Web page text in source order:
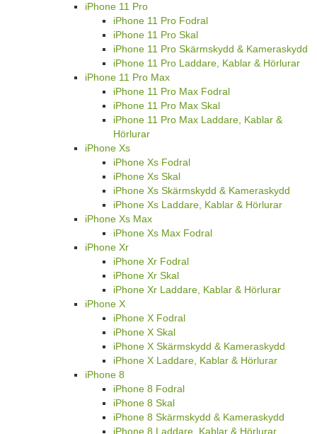
iPhone 11 Pro
iPhone 11 Pro Fodral
iPhone 11 Pro Skal
iPhone 11 Pro Skärmskydd & Kameraskydd
iPhone 11 Pro Laddare, Kablar & Hörlurar
iPhone 11 Pro Max
iPhone 11 Pro Max Fodral
iPhone 11 Pro Max Skal
iPhone 11 Pro Max Laddare, Kablar &
Hörlurar
iPhone Xs
iPhone Xs Fodral
iPhone Xs Skal
iPhone Xs Skärmskydd & Kameraskydd
iPhone Xs Laddare, Kablar & Hörlurar
iPhone Xs Max
iPhone Xs Max Fodral
iPhone Xr
iPhone Xr Fodral
iPhone Xr Skal
iPhone Xr Laddare, Kablar & Hörlurar
iPhone X
iPhone X Fodral
iPhone X Skal
iPhone X Skärmskydd & Kameraskydd
iPhone X Laddare, Kablar & Hörlurar
iPhone 8
iPhone 8 Fodral
iPhone 8 Skal
iPhone 8 Skärmskydd & Kameraskydd
iPhone 8 Laddare, Kablar & Hörlurar